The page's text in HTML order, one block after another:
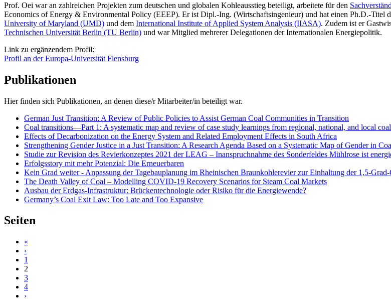
Prof. Oei war an zahlreichen Projekten zum deutschen und globalen Kohleausstieg beteiligt, arbeitete für den
Economics of Energy & Environmental Policy (EEEP). Er ist Dipl.-Ing. (Wirtschaftsingenieur) und hat einen Ph.D.-Titel
University of Maryland (UMD) und dem International Institute of Applied System Analysis (IIASA). Zudem ist er
Technischen Universität Berlin (TU Berlin) und war Mitglied mehrerer Delegationen der Internationalen Energiepolitik.
Link zu ergänzendem Profil:
Profil an der Europa-Universität Flensburg
Publikationen
Hier finden sich Publikationen, an denen diese/r Mitarbeiter/in beteiligt war.
German Just Transition: A Review of Public Policies to Assist German Coal Communities in Transition
Coal transitions—Part 1: A systematic map and review of case study learnings from regional, national, and local
Effects of Decarbonization on the Energy System and Related Employment Effects in South Africa
Strengthening Gender Justice in a Just Transition: A Research Agenda Based on a Systematic Map of Gender in
Studie zur Revision des Revierkonzeptes 2021 der LEAG – Inanspruchnahme des Sonderfeldes Mühlrose ist
Erfolgsstory mit mehr Potenzial: Die Erneuerbaren
Kein Grad weiter - Anpassung der Tagebauplanung im Rheinischen Braunkohlerevier zur Einhaltung der 1,5-
The Death Valley of Coal – Modelling COVID-19 Recovery Scenarios for Steam Coal Markets
Ausbau der Erdgas-Infrastruktur: Brückentechnologie oder Risiko für die Energiewende?
Germany’s Coal Exit Law: Too Late and Too Expansive
Seiten
«
‹
1
2
3
4
›